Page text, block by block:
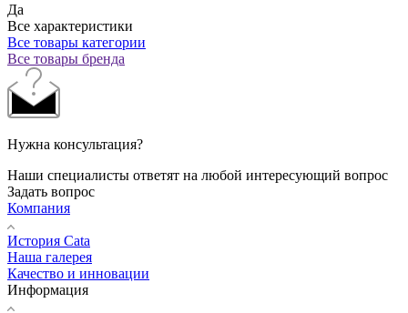
Да
Все характеристики
Все товары категории
Все товары бренда
Нужна консультация?
Наши специалисты ответят на любой интересующий вопрос
Задать вопрос
Компания
История Cata
Наша галерея
Качество и инновации
Информация